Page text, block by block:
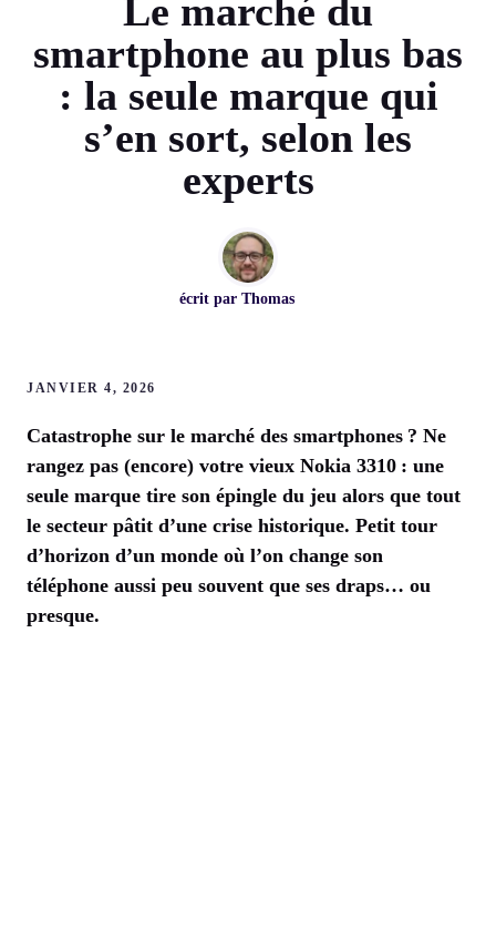
Le marché du
smartphone au plus bas
: la seule marque qui
s’en sort, selon les
experts
écrit par Thomas
JANVIER 4, 2026
Catastrophe sur le marché des smartphones ? Ne
rangez pas (encore) votre vieux Nokia 3310 : une
seule marque tire son épingle du jeu alors que tout
le secteur pâtit d’une crise historique. Petit tour
d’horizon d’un monde où l’on change son
téléphone aussi peu souvent que ses draps… ou
presque.